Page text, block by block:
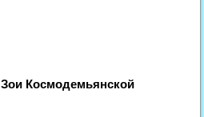
Зои Космодемьянской